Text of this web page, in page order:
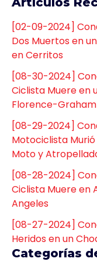
[02-09-2024]
Dos Muertos en
en Cerritos
[08-30-2024]
Ciclista Muere en
Florence-Graham
[08-29-2024]
Motociclista
Moto y
[08-28-2024]
Ciclista Muere en
Angeles
[08-27-2024]
Heridos en un
Categorías